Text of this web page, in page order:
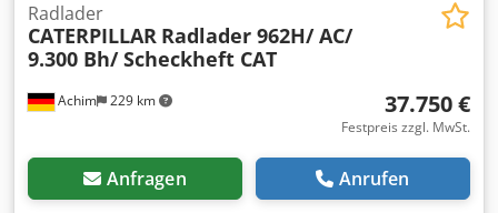
Achim 229 km
Radlader
CATERPILLAR Radlader 962H/ AC/
9.300 Bh/ Scheckheft CAT
37.750 €
Festpreis zzgl. MwSt.
Anfragen Anrufen